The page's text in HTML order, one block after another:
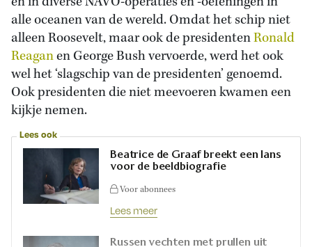
alle oceanen van de wereld. Omdat het schip niet
alleen Roosevelt, maar ook de presidentenRonald
Reaganen George Bush vervoerde, werd het ook
wel het ‘slagschip van de presidenten’ genoemd.
Ook presidenten die niet meevoeren kwamen een
kijkje nemen.
Lees ook
Beatrice de Graaf breekt een lans
voor de beeldbiografie
Voor abonnees
Lees meer
Russen vechten met prullen uit